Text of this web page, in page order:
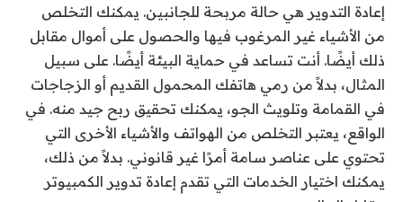
إعادة التدوير هي حالة مربحة للجانبين. يمكنك التخلص
من الأشياء غير المرغوب فيها والحصول على أموال مقابل
ذلك أيضًا. أنت تساعد في حماية البيئة أيضًا. على سبيل
المثال، بدلاً من رمي هاتفك المحمول القديم أو الزجاجات
في القمامة وتلويث الجو، يمكنك تحقيق ربح جيد منه. في
الواقع، يعتبر التخلص من الهواتف والأشياء الأخرى التي
تحتوي على عناصر سامة أمرًا غير قانوني. بدلاً من ذلك،
يمكنك اختيار الخدمات التي تقدم إعادة تدوير الكمبيوتر